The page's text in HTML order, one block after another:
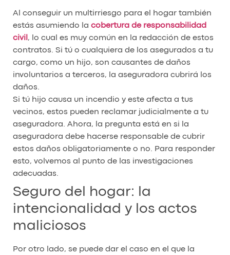
Al conseguir un multirriesgo para el hogar también
estás asumiendo la cobertura de responsabilidad
civil , lo cual es muy común en la redacción de estos
contratos. Si tú o cualquiera de los asegurados a tu
cargo, como un hijo, son causantes de daños
involuntarios a terceros, la aseguradora cubrirá los
daños.
Si tú hijo causa un incendio y este afecta a tus
vecinos, estos pueden reclamar judicialmente a tu
aseguradora. Ahora, la pregunta está en si la
aseguradora debe hacerse responsable de cubrir
estos daños obligatoriamente o no. Para responder
esto, volvemos al punto de las investigaciones
adecuadas.
Seguro del hogar: la
intencionalidad y los actos
maliciosos
Por otro lado, se puede dar el caso en el que la